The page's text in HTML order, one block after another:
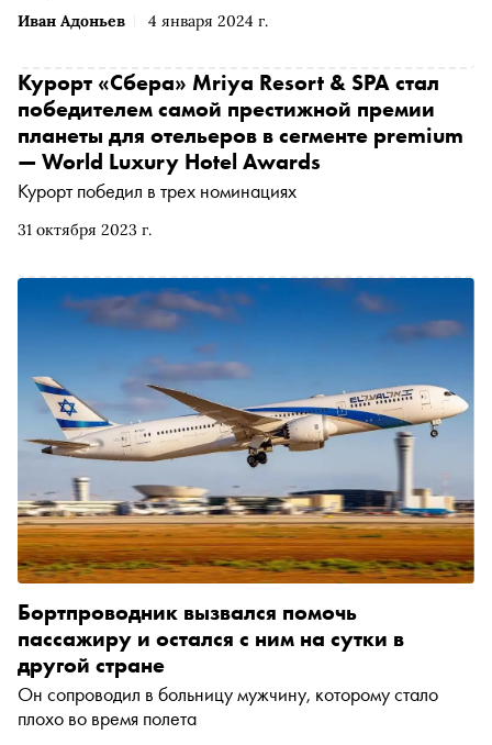
Иван Адоньев 4 января 2024 г.
31 октября 2023 г.
Курорт «Сбера» Mriya Resort & SPA стал
победителем самой престижной премии
планеты для отельеров в сегменте premium
— World Luxury Hotel Awards
Курорт победил в трех номинациях
Бортпроводник вызвался помочь
пассажиру и остался с ним на сутки в
другой стране
Он сопроводил в больницу мужчину, которому стало
плохо во время полета